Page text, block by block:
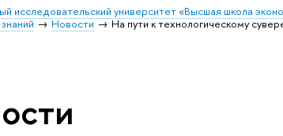
исследовательский университет «Высшая школа
Новости На пути к технологическому